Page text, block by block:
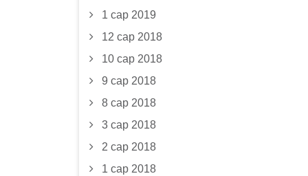
1 сар 2019
12 сар 2018
10 сар 2018
9 сар 2018
8 сар 2018
3 сар 2018
2 сар 2018
1 сар 2018